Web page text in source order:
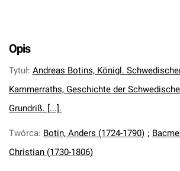
Opis
Tytuł: Andreas Botins, Königl.
Kammerraths, Geschichte der
Grundriß. [...].
Twórca: Botin, Anders (1724-1790) ;
Christian (1730-1806)